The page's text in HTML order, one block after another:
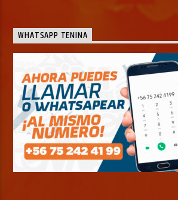
WHATSAPP TENINA